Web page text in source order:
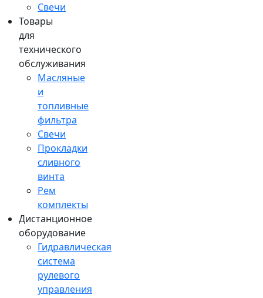
Свечи
Товары
для
технического
обслуживания
Масляные
и
топливные
фильтра
Свечи
Прокладки
сливного
винта
Рем
комплекты
Дистанционное
оборудование
Гидравлическая
система
рулевого
управления